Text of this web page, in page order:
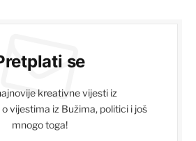
se
kreativne vijesti iz
vijestima iz Bužima, politici i još
mnogo toga!